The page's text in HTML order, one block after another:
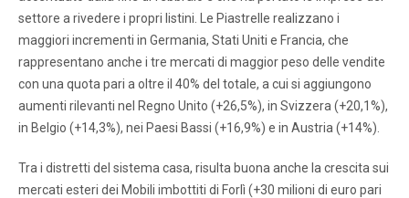
settore a rivedere i propri listini. Le Piastrelle realizzano i
maggiori incrementi in Germania, Stati Uniti e Francia, che
rappresentano anche i tre mercati di maggior peso delle vendite
con una quota pari a oltre il 40% del totale, a cui si aggiungono
aumenti rilevanti nel Regno Unito (+26,5%), in Svizzera (+20,1%),
in Belgio (+14,3%), nei Paesi Bassi (+16,9%) e in Austria (+14%).
Tra i distretti del sistema casa, risulta buona anche la crescita sui
mercati esteri dei Mobili imbottiti di Forlì (+30 milioni di euro pari